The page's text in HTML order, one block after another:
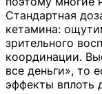
Стандартная
кетамина:
зрительного
координации.
все деньги», то
эффекты вплоть